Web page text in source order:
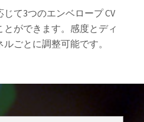
て3つのエンベロープ CV
ができます。感度とディ
ごとに調整可能です。